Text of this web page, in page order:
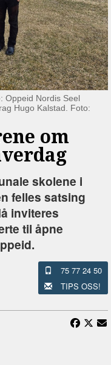
Oppeid Nordis Seel
Hugo Kalstad. Foto:
om
skolene i
felles satsing
inviteres
til åpne
75 77 24 50
TIPS OSS!